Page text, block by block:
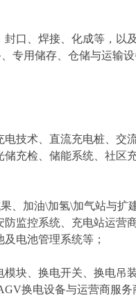
口、焊接、化成等，以
专用储存、仓储与运输设
技术、直流充电桩、交
充检、储能系统、社区
、加油\加氢\加气站与扩
防监控系统、充电站运营
电池管理系统等；
块、换电开关、换电吊装
换电设备与运营商服务